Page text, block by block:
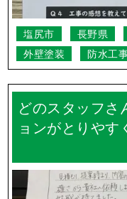
塩尻市 長野県
外壁塗装
防水工
どのスタッフさ
ョンがとりやす